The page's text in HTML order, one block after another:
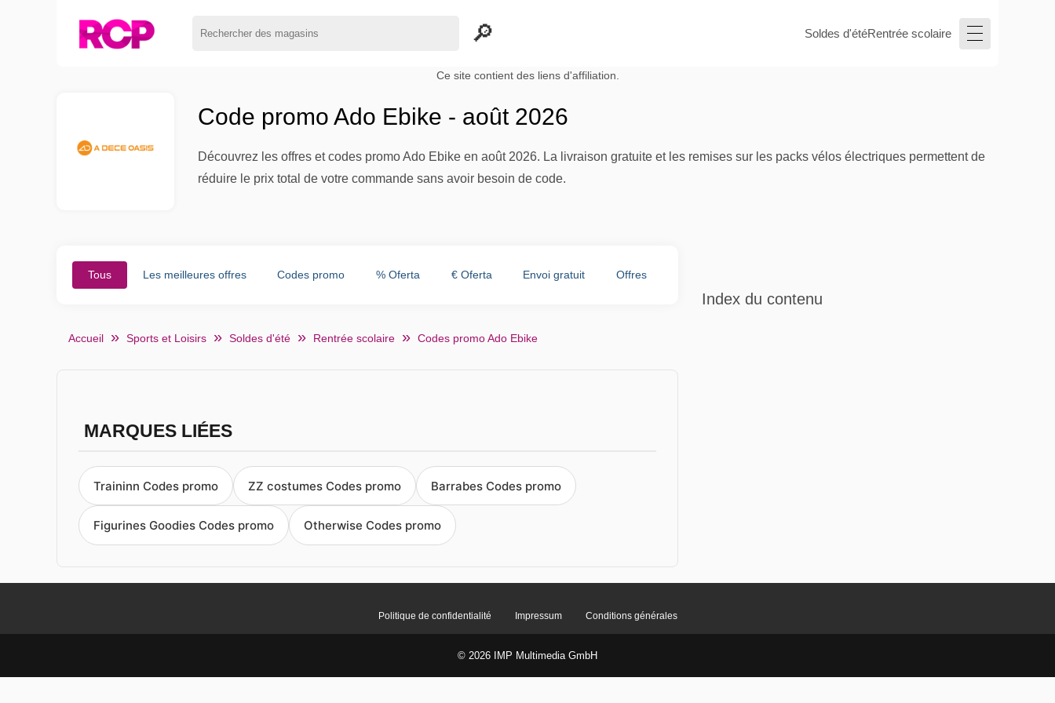
Soldes d'étéRentrée scolaire
Ce site contient des liens d'affiliation.
Code promo Ado Ebike - août 2026
Découvrez les offres et codes promo Ado Ebike en août 2026. La livraison gratuite et les remises sur les packs vélos électriques permettent de
réduire le prix total de votre commande sans avoir besoin de code.
Tous Les meilleures offres Codes promo % Oferta € Oferta Envoi gratuit Offres
Accueil Sports et Loisirs Soldes d'été Rentrée scolaire Codes promo Ado Ebike
MARQUES LIÉES
Traininn Codes promo ZZ costumes Codes promo Barrabes Codes promo
Figurines Goodies Codes promo Otherwise Codes promo
Index du contenu
Politique de confidentialité Impressum Conditions générales
© 2026 IMP Multimedia GmbH